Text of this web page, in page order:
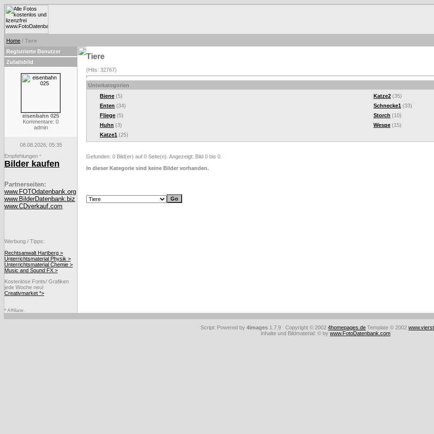
Home / Tiere
Registrierte Benutzer
Zufallsbild
eisenbahn 025
Kommentare: 0
admin
08.08.2026, 05:35
Empfehlungen *
Bilder kaufen
Partnerseiten:
www.FOTOdatenbank.org
www.BilderDatenbank.biz
www.CDverkauf.com
Werbung / Tipps:
Rechtsanwalt Hartberg >
Unterrichtsmaterial Physik >
Unterrichtsmaterial Chemie >
Music and Sound FX >
Kostenlose Fonts/ Grafiken
jede Woche neu!
Creativmarket *>
* Affiliate.
Tiere
(Hits: 32767)
Unterkategorien
Biene (5)
Enten (34)
Fliege (5)
Huhn (3)
Katze1 (25)
Katze2 (35)
Schnecke1 (33)
Storch (10)
Wespe (15)
Gefunden: 0 Bild(er) auf 0 Seite(n). Angezeigt: Bild 0 bis 0.
In dieser Kategorie sind keine Bilder vorhanden.
Script: Powered by 4images 1.7.9 Copyright © 2002 4homepages.de Template © 2002
Inhalte und Bildmaterial: © by www.FotoDatenbank.com